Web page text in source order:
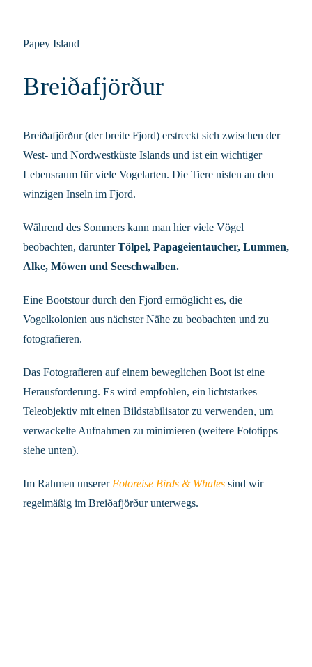
Papey Island
Breiðafjörður
Breiðafjörður (der breite Fjord) erstreckt sich zwischen der
West- und Nordwestküste Islands und ist ein wichtiger
Lebensraum für viele Vogelarten. Die Tiere nisten an den
winzigen Inseln im Fjord.
Während des Sommers kann man hier viele Vögel
beobachten, darunterTölpel, Papageientaucher, Lummen,
Alke, Möwen und Seeschwalben.
Eine Bootstour durch den Fjord ermöglicht es, die
Vogelkolonien aus nächster Nähe zu beobachten und zu
fotografieren.
Das Fotografieren auf einem beweglichen Boot ist eine
Herausforderung. Es wird empfohlen, ein lichtstarkes
Teleobjektiv mit einen Bildstabilisator zu verwenden, um
verwackelte Aufnahmen zu minimieren (weitere Fototipps
siehe unten).
Im Rahmen unsererFotoreise Birds & Whales sind wir
regelmäßig im Breiðafjörður unterwegs.